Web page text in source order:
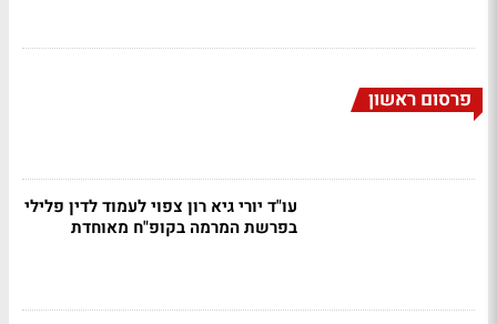
פרסום ראשון
עו"ד יורי גיא רון צפוי לעמוד לדין פלילי
בפרשת המרמה בקופ"ח מאוחדת